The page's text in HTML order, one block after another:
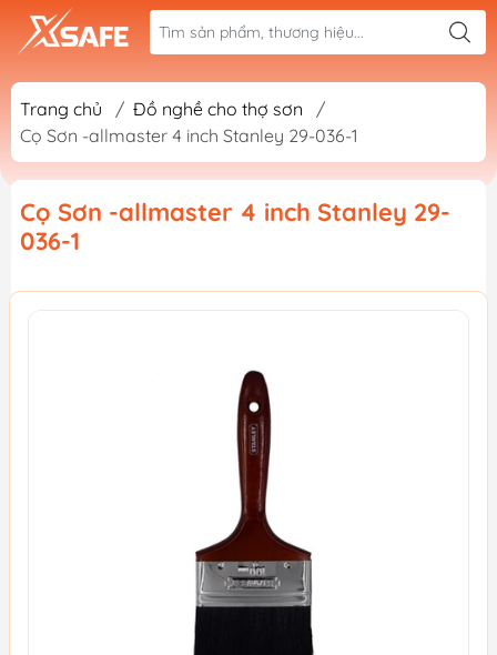
Trang chủ / Đồ nghề cho thợ sơn
/
Cọ Sơn -allmaster 4 inch Stanley 29-036-1
Cọ Sơn -allmaster 4 inch Stanley 29-
036-1